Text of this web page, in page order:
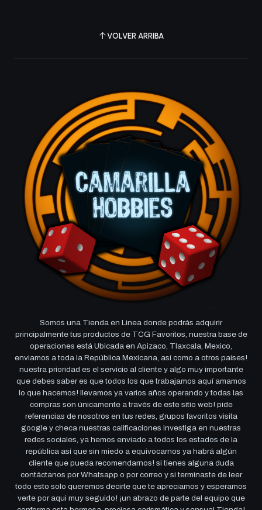
VOLVER ARRIBA
Somos una Tienda en Linea donde podrás adquirir
principalmente tus productos de TCG Favoritos, nuestra base de
operaciones está Ubicada en Apizaco, Tlaxcala, Mexico,
enviamos a toda la República Mexicana, así como a otros países!
nuestra prioridad es el servicio al cliente y algo muy importante
que debes saber es que todos los que trabajamos aquí amamos
lo que hacemos! llevamos ya varios años operando y todas las
compras son únicamente a través de este sitio web! pide
referencias de nosotros en tus redes, grupos favoritos visita
google y checa nuestras calificaciones investiga en nuestras
redes sociales, ya hemos enviado a todos los estados de la
república así que sin miedo a equivocarnos ya habrá algún
cliente que pueda recomendarnos! si tienes alguna duda
contáctanos por Whatsapp o por correo y si terminaste de leer
todo esto solo queremos decirte que te apreciamos y esperamos
verte por aqui muy seguido! ¡un abrazo de parte del equipo que